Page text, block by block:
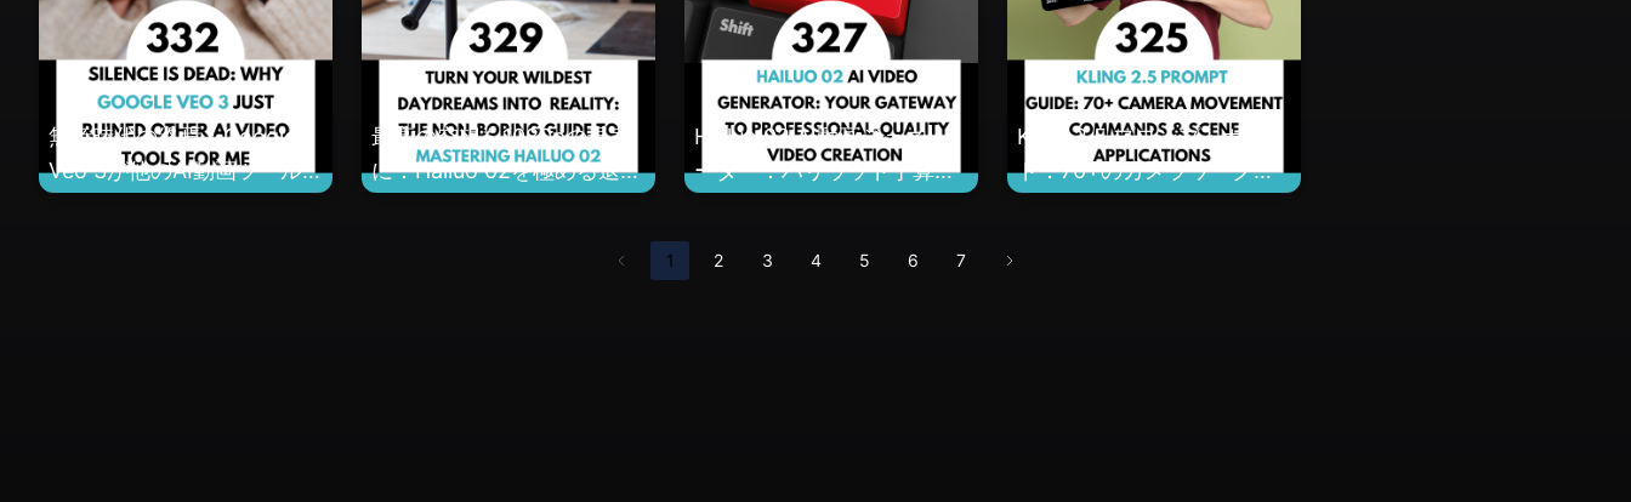
無音時代の終焉：Google
Veo 3が他のAI動画ツール
最高の空想を1080pの現実
に：Hailuo 02を極める退屈
Hailuo 02 AI動画ジェネレ
ーター：ハリウッド予算不
Kling 2.5 プロンプトガイ
ド：70+のカメラワーク指
1 2 3 4 5 6 7